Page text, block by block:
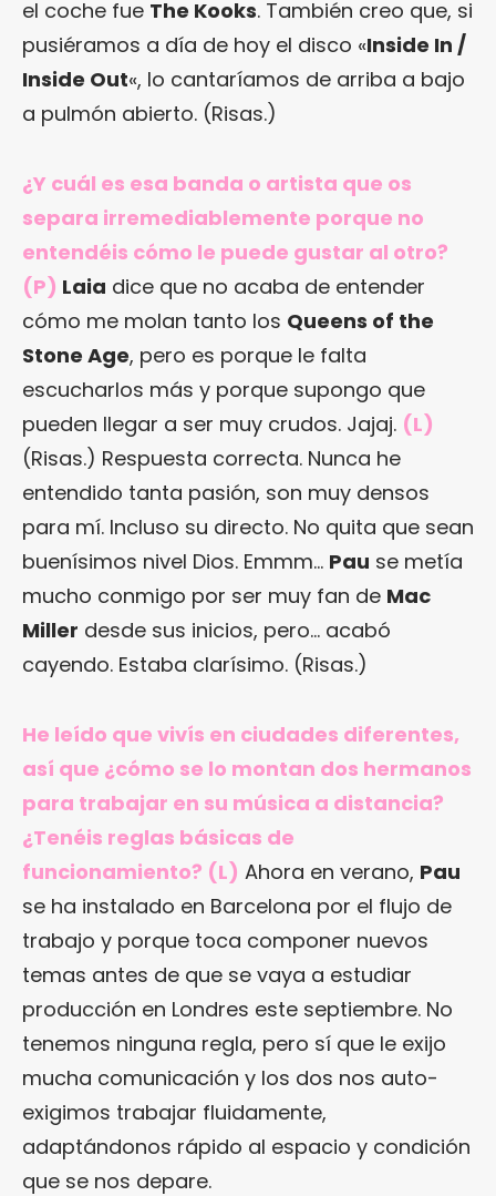
el coche fue The Kooks. También creo que, si
pusiéramos a día de hoy el disco «Inside In /
Inside Out«, lo cantaríamos de arriba a bajo
a pulmón abierto. (Risas.)
¿Y cuál es esa banda o artista que os
separa irremediablemente porque no
entendéis cómo le puede gustar al otro?
(P) Laia dice que no acaba de entender
cómo me molan tanto los Queens of the
Stone Age, pero es porque le falta
escucharlos más y porque supongo que
pueden llegar a ser muy crudos. Jajaj. (L)
(Risas.) Respuesta correcta. Nunca he
entendido tanta pasión, son muy densos
para mí. Incluso su directo. No quita que sean
buenísimos nivel Dios. Emmm… Pau se metía
mucho conmigo por ser muy fan de Mac
Miller desde sus inicios, pero… acabó
cayendo. Estaba clarísimo. (Risas.)
He leído que vivís en ciudades diferentes,
así que ¿cómo se lo montan dos hermanos
para trabajar en su música a distancia?
¿Tenéis reglas básicas de
funcionamiento? (L) Ahora en verano, Pau
se ha instalado en Barcelona por el flujo de
trabajo y porque toca componer nuevos
temas antes de que se vaya a estudiar
producción en Londres este septiembre. No
tenemos ninguna regla, pero sí que le exijo
mucha comunicación y los dos nos auto-
exigimos trabajar fluidamente,
adaptándonos rápido al espacio y condición
que se nos depare.